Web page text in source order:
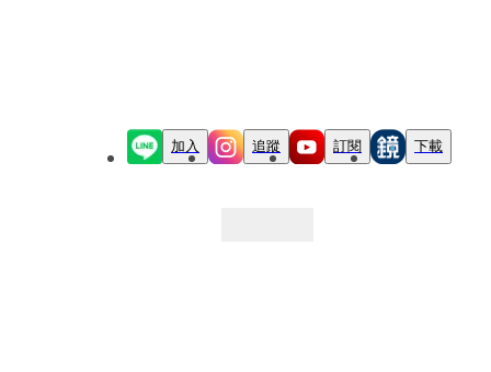
加入 追蹤 訂閱 下載